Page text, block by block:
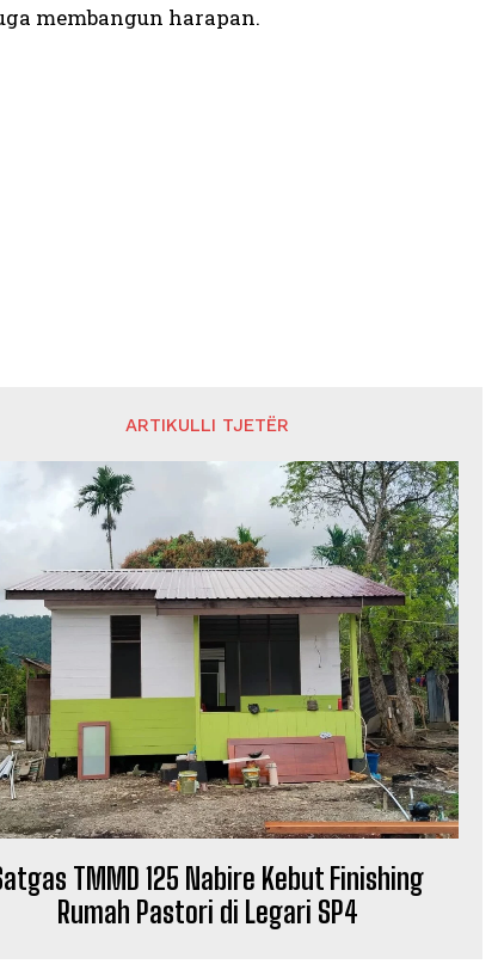
membangun harapan.
ARTIKULLI TJETËR
TMMD 125 Nabire Kebut Finishing
Rumah Pastori di Legari SP4